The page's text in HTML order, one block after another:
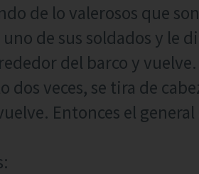
de lo valerosos que
de sus soldados y le
del barco y vuelve.
dos veces, se tira de
Entonces el